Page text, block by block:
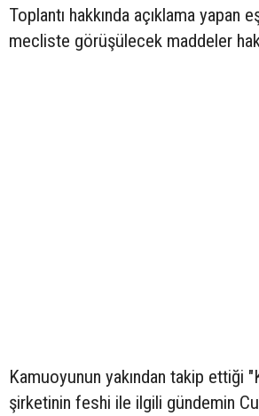
Toplantı hakkında açıklama yapan
mecliste görüşülecek maddeler
Kamuoyunun yakından takip ettiği
şirketinin feshi ile ilgili gündemin